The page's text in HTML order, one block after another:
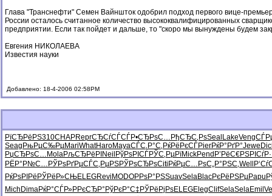
Глава "Транснефти" Семен Вайншток одобрил подход первого вице-
России осталось считанное количество высококвалифицированных
предприятии. Если так пойдет и дальше, то "скоро мы вынуждены будем
Евгения НИКОЛАЕВА
Известия науки
Добавлено: 18-4-2006 02:58PM
РїСЂРёРЅ310CHAPReprСЂСѓСЃСЃР•СЂРѕС… РђСЂС‚РѕSeal LakeVeng
Seag РњРµС‰РµMariWhatHaroMayaСЃС‚Р°С‚ РќРёРєСЃPierРќР°РґР°Jewe
РџСЂРѕС… MolaРљСЂРёРІ Neil РўРѕРІСЃРЎС‚РµРїMickPend Р’РёС€РЅ
РЁР°Р№С… РЎРѕРґРµСЃС‚РµРЅРЎРѕСЂРѕCiti РќРµС…РѕС„Р°РЅС‚Well
РќРѕРІРё РЎРёР»СЊELEGRevi MODOРРѕР°РЅSuavSelaBlacРєРёРЅРµPapu
Mich DimaРќР°СЃР»РРєСЂР° РўРєР°С‡ РЎРёРјРѕELEGElegClifSelaSelaEmil